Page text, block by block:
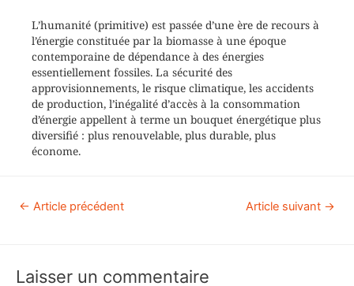
L’humanité (primitive) est passée d’une ère de recours à
l’énergie constituée par la biomasse à une époque
contemporaine de dépendance à des énergies
essentiellement fossiles. La sécurité des
approvisionnements, le risque climatique, les accidents
de production, l’inégalité d’accès à la consommation
d’énergie appellent à terme un bouquet énergétique plus
diversifié : plus renouvelable, plus durable, plus
économe.
← Article précédent Article suivant →
Laisser un commentaire